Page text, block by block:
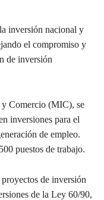
inversión nacional y
el compromiso y
de inversión
y Comercio (MIC), se
inversiones para el
de empleo.
puestos de trabajo.
de inversión
de la Ley 60/90,